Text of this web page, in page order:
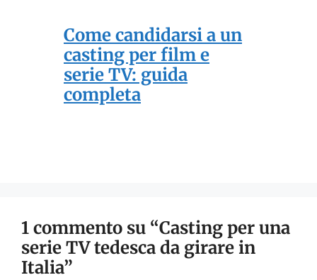
Come candidarsi a un
casting per film e
serie TV: guida
completa
1 commento su “Casting per una
serie TV tedesca da girare in
Italia”